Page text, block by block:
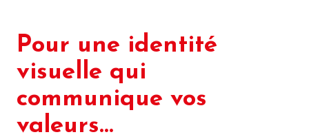
Pour une identité
visuelle qui
communique vos
valeurs…